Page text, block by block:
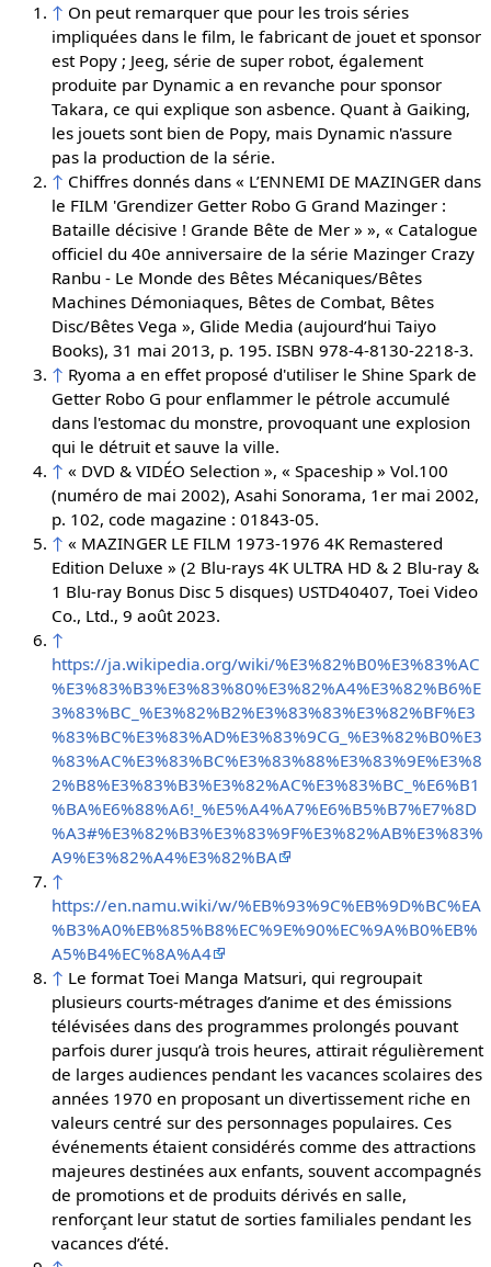
↑ On peut remarquer que pour les trois séries
impliquées dans le film, le fabricant de jouet et sponsor
est Popy ; Jeeg, série de super robot, également
produite par Dynamic a en revanche pour sponsor
Takara, ce qui explique son asbence. Quant à Gaiking,
les jouets sont bien de Popy, mais Dynamic n'assure
pas la production de la série.
↑ Chiffres donnés dans « L’ENNEMI DE MAZINGER dans
le FILM 'Grendizer Getter Robo G Grand Mazinger :
Bataille décisive ! Grande Bête de Mer » », « Catalogue
officiel du 40e anniversaire de la série Mazinger Crazy
Ranbu - Le Monde des Bêtes Mécaniques/Bêtes
Machines Démoniaques, Bêtes de Combat, Bêtes
Disc/Bêtes Vega », Glide Media (aujourd’hui Taiyo
Books), 31 mai 2013, p. 195. ISBN 978-4-8130-2218-3.
↑ Ryoma a en effet proposé d'utiliser le Shine Spark de
Getter Robo G pour enflammer le pétrole accumulé
dans l'estomac du monstre, provoquant une explosion
qui le détruit et sauve la ville.
↑ « DVD & VIDÉO Selection », « Spaceship » Vol.100
(numéro de mai 2002), Asahi Sonorama, 1er mai 2002,
p. 102, code magazine : 01843-05.
↑ « MAZINGER LE FILM 1973-1976 4K Remastered
Edition Deluxe » (2 Blu-rays 4K ULTRA HD & 2 Blu-ray &
1 Blu-ray Bonus Disc 5 disques) USTD40407, Toei Video
Co., Ltd., 9 août 2023.
↑
https://ja.wikipedia.org/wiki/%E3%82%B0%E3%83%AC
%E3%83%B3%E3%83%80%E3%82%A4%E3%82%B6%E
3%83%BC_%E3%82%B2%E3%83%83%E3%82%BF%E3
%83%BC%E3%83%AD%E3%83%9CG_%E3%82%B0%E3
%83%AC%E3%83%BC%E3%83%88%E3%83%9E%E3%8
2%B8%E3%83%B3%E3%82%AC%E3%83%BC_%E6%B1
%BA%E6%88%A6!_%E5%A4%A7%E6%B5%B7%E7%8D
%A3#%E3%82%B3%E3%83%9F%E3%82%AB%E3%83%
A9%E3%82%A4%E3%82%BA
↑
https://en.namu.wiki/w/%EB%93%9C%EB%9D%BC%EA
%B3%A0%EB%85%B8%EC%9E%90%EC%9A%B0%EB%
A5%B4%EC%8A%A4
↑ Le format Toei Manga Matsuri, qui regroupait
plusieurs courts-métrages d’anime et des émissions
télévisées dans des programmes prolongés pouvant
parfois durer jusqu’à trois heures, attirait régulièrement
de larges audiences pendant les vacances scolaires des
années 1970 en proposant un divertissement riche en
valeurs centré sur des personnages populaires. Ces
événements étaient considérés comme des attractions
majeures destinées aux enfants, souvent accompagnés
de promotions et de produits dérivés en salle,
renforçant leur statut de sorties familiales pendant les
vacances d’été.